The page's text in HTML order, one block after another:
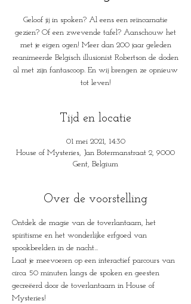
Geloof jij in spoken? Al eens een reïncarnatie
gezien? Of een zwevende tafel? Aanschouw het
met je eigen ogen! Meer dan 200 jaar geleden
reanimeerde Belgisch illusionist Robertson de doden
al met zijn fantascoop. En wij brengen ze opnieuw
tot leven!
Tijd en locatie
01 mei 2021, 14:30
House of Mysteries, Jan Botermanstraat 2, 9000
Gent, Belgium
Over de voorstelling
Ontdek de magie van de toverlantaarn, het
spiritisme en het wonderlijke erfgoed van
spookbeelden in de nacht...
Laat je meevoeren op een interactief parcours van
circa 50 minuten langs de spoken en geesten
gecreëerd door de toverlantaarn in House of
Mysteries!